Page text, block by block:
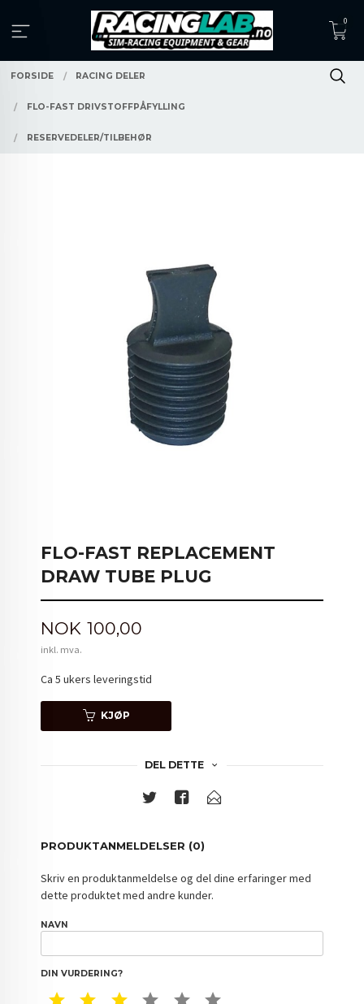
innholdet
0
FORSIDE RACING DELER
FLO-FAST DRIVSTOFFPÅFYLLING
RESERVEDELER/TILBEHØR
FLO-FAST REPLACEMENT
DRAW TUBE PLUG
Pris
NOK 100,00
inkl. mva.
Ca 5 ukers leveringstid
KJØP
DEL DETTE
PRODUKTANMELDELSER (0)
Skriv en produktanmeldelse og del dine erfaringer med
dette produktet med andre kunder.
NAVN
DIN VURDERING?
1 STAR2 STAR3 STAR4 STAR5 STAR